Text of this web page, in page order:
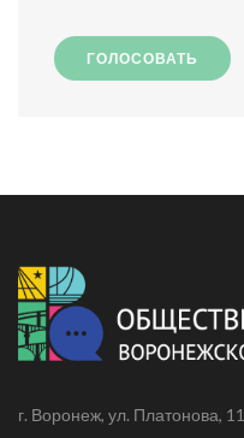
ГОЛОСОВАТЬ
г. Воронеж, ул. Платонова, 11